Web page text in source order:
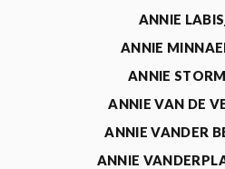
ANNIE
ANNIE
ANNIE
ANNIE VAN DE
ANNIE VANDER
ANNIE